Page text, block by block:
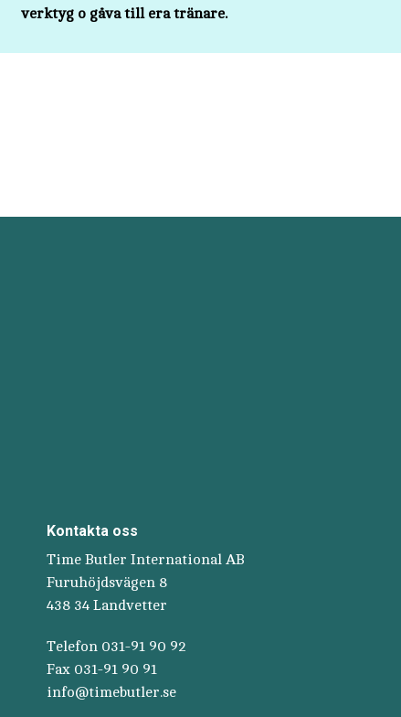
verktyg o gåva till era tränare.
Kontakta oss
Time Butler International AB
Furuhöjdsvägen 8
438 34 Landvetter
Telefon 031-91 90 92
Fax 031-91 90 91
info@timebutler.se